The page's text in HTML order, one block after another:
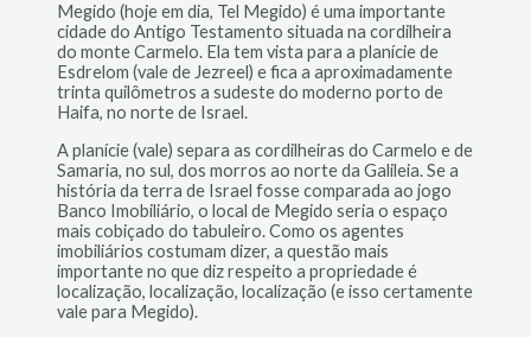
Megido (hoje em dia, Tel Megido) é uma importante
cidade do Antigo Testamento situada na cordilheira
do monte Carmelo. Ela tem vista para a planície de
Esdrelom (vale de Jezreel) e fica a aproximadamente
trinta quilômetros a sudeste do moderno porto de
Haifa, no norte de Israel.
A planície (vale) separa as cordilheiras do Carmelo e de
Samaria, no sul, dos morros ao norte da Galileia. Se a
história da terra de Israel fosse comparada ao jogo
Banco Imobiliário, o local de Megido seria o espaço
mais cobiçado do tabuleiro. Como os agentes
imobiliários costumam dizer, a questão mais
importante no que diz respeito a propriedade é
localização, localização, localização (e isso certamente
vale para Megido).